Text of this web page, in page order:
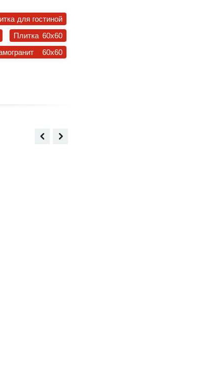
для гостиной
Плитка 60x60
60x60